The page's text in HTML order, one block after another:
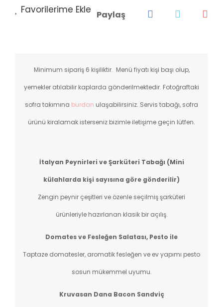
Paylaş
Minimum sipariş 6 kişiliktir. Menü fiyatı kişi başı olup,
yemekler atılabilir kaplarda gönderilmektedir. Fotoğraftaki
sofra takımına burdan ulaşabilirsiniz. Servis tabağı, sofra
ürünü kiralamak isterseniz bizimle iletişime geçin lütfen.
İtalyan Peynirleri ve Şarküteri Tabağı (Mini
külahlarda kişi sayısına göre gönderilir)
Zengin peynir çeşitleri ve özenle seçilmiş şarküteri
ürünleriyle hazırlanan klasik bir açılış.
Domates ve Fesleğen Salatası, Pesto ile
Taptaze domatesler, aromatik fesleğen ve ev yapımı pesto
sosun mükemmel uyumu.
Kruvasan Dana Bacon Sandviç